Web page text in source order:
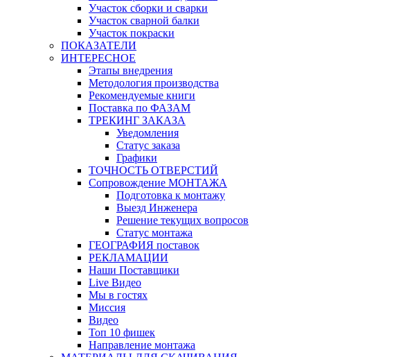
Участок сборки и сварки
Участок сварной балки
Участок покраски
ПОКАЗАТЕЛИ
ИНТЕРЕСНОЕ
Этапы внедрения
Методология производства
Рекомендуемые книги
Поставка по ФАЗАМ
ТРЕКИНГ ЗАКАЗА
Уведомления
Статус заказа
Графики
ТОЧНОСТЬ ОТВЕРСТИЙ
Сопровождение МОНТАЖА
Подготовка к монтажу
Выезд Инженера
Решение текущих вопросов
Статус монтажа
ГЕОГРАФИЯ поставок
РЕКЛАМАЦИИ
Наши Поставщики
Live Видео
Мы в гостях
Миссия
Видео
Топ 10 фишек
Направление монтажа